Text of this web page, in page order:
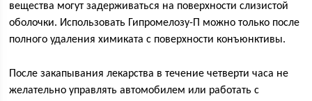
вещества могут задерживаться на поверхности слизистой
оболочки. Использовать Гипромелозу-П можно только после
полного удаления химиката с поверхности конъюнктивы.
После закапывания лекарства в течение четверти часа не
желательно управлять автомобилем или работать с